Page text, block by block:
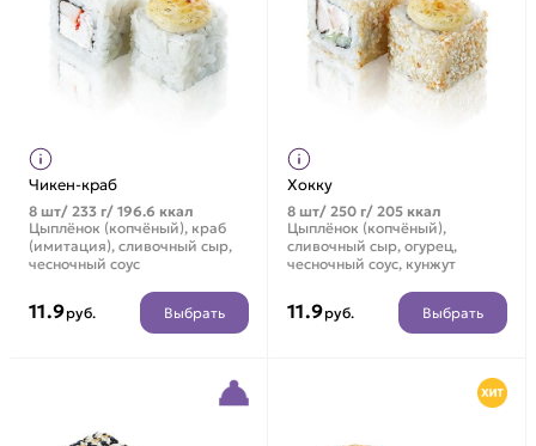
Чикен-краб
8 шт/ 233 г/ 196.6 ккал
Цыплёнок (копчёный), краб
(имитация), сливочный сыр,
чесночный соус
11.9руб. Выбрать
Хокку
8 шт/ 250 г/ 205 ккал
Цыплёнок (копчёный),
сливочный сыр, огурец,
чесночный соус, кунжут
11.9руб. Выбрать